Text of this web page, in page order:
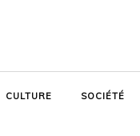
CULTURE SOCIÉTÉ